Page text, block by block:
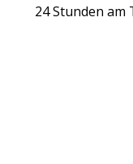
24 Stunden am